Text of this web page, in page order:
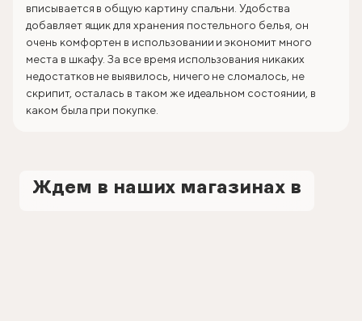
вписывается в общую картину спальни. Удобства
добавляет ящик для хранения постельного белья, он
очень комфортен в использовании и экономит много
места в шкафу. За все время использования никаких
недостатков не выявилось, ничего не сломалось, не
скрипит, осталась в таком же идеальном состоянии, в
каком была при покупке.
Ждем в наших магазинах в